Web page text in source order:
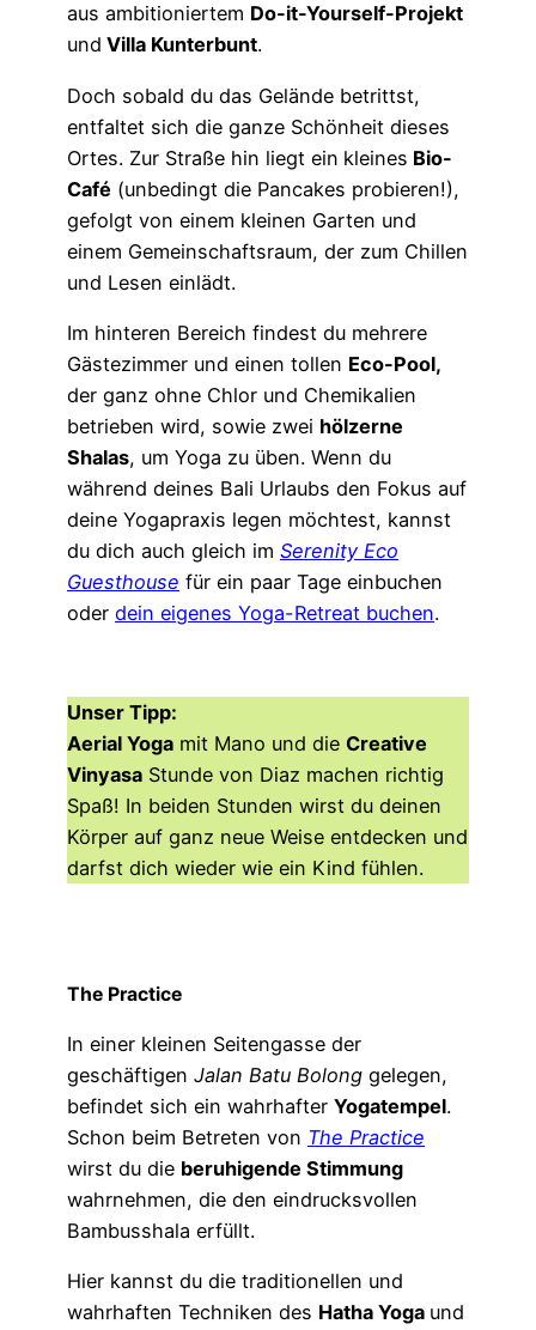
aus ambitioniertem Do-it-Yourself-Projekt
und Villa Kunterbunt.
Doch sobald du das Gelände betrittst,
entfaltet sich die ganze Schönheit dieses
Ortes. Zur Straße hin liegt ein kleines Bio-
Café (unbedingt die Pancakes probieren!),
gefolgt von einem kleinen Garten und
einem Gemeinschaftsraum, der zum Chillen
und Lesen einlädt.
Im hinteren Bereich findest du mehrere
Gästezimmer und einen tollen Eco-Pool,
der ganz ohne Chlor und Chemikalien
betrieben wird, sowie zwei hölzerne
Shalas, um Yoga zu üben. Wenn du
während deines Bali Urlaubs den Fokus auf
deine Yogapraxis legen möchtest, kannst
du dich auch gleich im Serenity Eco
Guesthouse für ein paar Tage einbuchen
oder dein eigenes Yoga-Retreat buchen.
Unser Tipp:
Aerial Yoga mit Mano und die Creative
Vinyasa Stunde von Diaz machen richtig
Spaß! In beiden Stunden wirst du deinen
Körper auf ganz neue Weise entdecken und
darfst dich wieder wie ein Kind fühlen.
The Practice
In einer kleinen Seitengasse der
geschäftigen Jalan Batu Bolong gelegen,
befindet sich ein wahrhafter Yogatempel.
Schon beim Betreten von The Practice
wirst du die beruhigende Stimmung
wahrnehmen, die den eindrucksvollen
Bambusshala erfüllt.
Hier kannst du die traditionellen und
wahrhaften Techniken des Hatha Yoga und